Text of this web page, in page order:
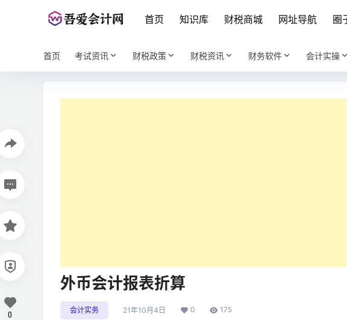
首页 知识库 财税商城 网址导航 圈
首页 考试资讯 财税政策 财税资讯 财务软件 会计实操
外币会计报表折算
会计实务 21年10月4日 0 175
0